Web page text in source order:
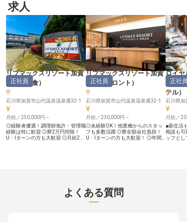
お客様の旅の思い出を彩るおもてな
しを大切にしています。調理補助ス
タッフとして、翌朝の朝食準備や盛
り付け、食器洗浄などを通じて、お
客様が快適に過ごせるようサポート
します。一つ一つの作業がお客様の
笑顔に繋がり、温かい気持ちで一日
をスタートしていただくためのお手
伝いです。心を込めたおもてなしを
一緒に届けませんか。 ーー【温か
いチームで成長できる働きやすい環
境】 当施設では、スタッフ一人ひ
とりがお客様のために何ができるか
を考え、協力し合いながら働いてい
ます。調理場では、翌朝の準備をス
ムーズに進めるため、チームワーク
を大切にしています。未経験の方で
も安心して始められるよう、先輩ス
タッフが丁寧にサポート。清掃や整
理整頓も大切な業務として、常に清
潔で働きやすい環境を保っていま
す。お客様だけでなく、同僚も大切
にする温かい職場で、あなたらしい
だきます。温かいお料理の準備や、
清潔な食器を整えることは、お客様
への最高のおもてなしに繋がりま
す。 一つ一つの作業に心を込め
て、お客様の特別な時間を一緒に創
り上げていきましょう。 ーー【働
きやすさを大切に、あなたのペース
で活躍】 勤務時間は夕食時の17時
45分から21時45分までと、短時間
で効率よく働けるのが魅力です。
家事やプライベートとの両立もしや
すく、無理なく長く続けられる環境
です。未経験の方でも安心して始め
られるよう、先輩スタッフが丁寧に
サポートいたします。時給1,060円
からスタートし、頑張り次第で昇給
の機会もございます。 お客様への
「おもてなしの心」を大切に、私た
ちと一緒に働きませんか。 ※2025
年12月08日時点の情報です
求人
リブマックスリゾート加賀
山代（和食）
正社員
石川県加賀市山代温泉温泉通32-1
月給／250,000円～
◎経験者優遇！調理師免許・管理職
経験は特に歓迎 ◎寮2万円控除！
U・Iターンの方も大歓迎 ◎月給27
食調理スタッフは、北陸の四季折々
の海の幸・山の幸を活かした会席・
リブマックスリゾート加賀
山代（フロント ）
正社員
石川県加賀市山代温泉温泉通32-1
月給／230,000円～
◎未経験OK！他業種からのスタッ
フも多数活躍 ◎寮全額会社負担！
U・Iターンの方も大歓迎！ ◎年間
天風呂やプールはもちろん、2025
年7月にオープンしたカプセルルー
ムや最新のカラオケルーム、豊富な
ロイヤ
鹿荘
テル）
正社員
月給／
■新生活
相談も可
ッフとし
よくある質問